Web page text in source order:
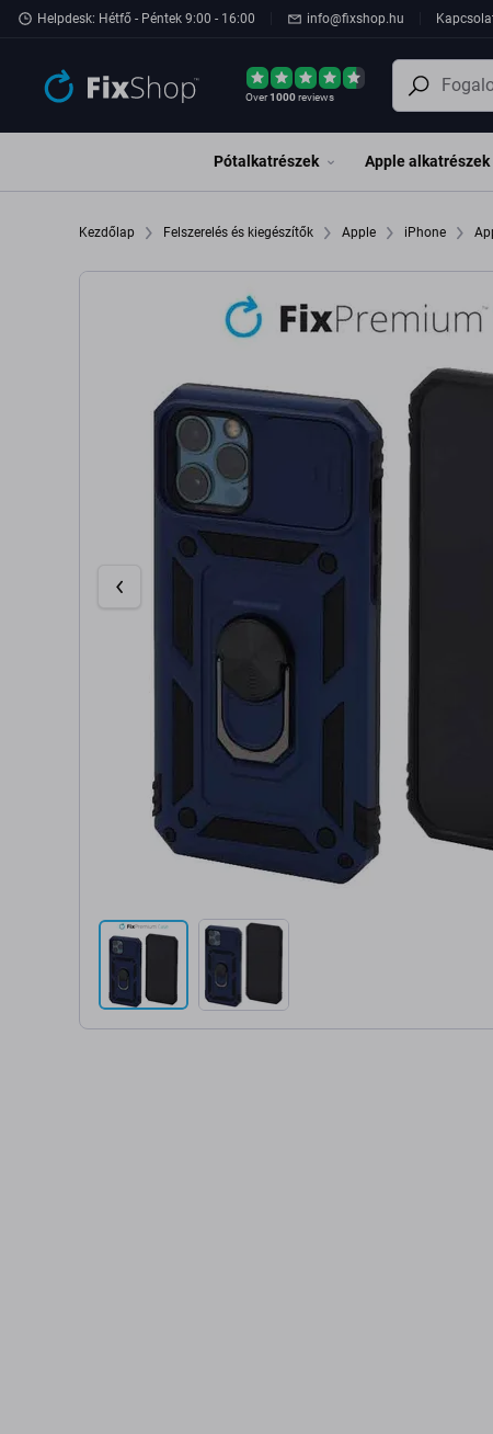
Ugrás az oldal fő részéhez
Helpdesk: Hétfő - Péntek 9:00 - 16:00 info@fixshop.hu
Over1000reviews
Pótalkatrészek Apple alkatrészek
Kezdőlap Felszerelés és kiegészítők Apple iPhone